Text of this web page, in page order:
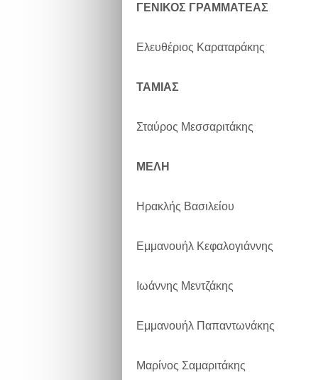
ΓΕΝΙΚΟΣ ΓΡΑΜΜΑΤΕΑΣ
Ελευθέριος Καραταράκης
ΤΑΜΙΑΣ
Σταύρος Μεσσαριτάκης
ΜΕΛΗ
Ηρακλής Βασιλείου
Εμμανουήλ Κεφαλογιάννης
Ιωάννης Μεντζάκης
Εμμανουήλ Παπαντωνάκης
Μαρίνος Σαμαριτάκης